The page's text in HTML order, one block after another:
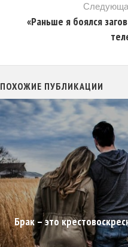
«Раньше я боялся
ПОХОЖИЕ ПУБЛИКАЦИИ
Брак – это